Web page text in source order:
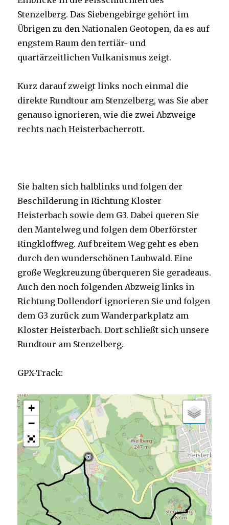
Stenzelberg. Das Siebengebirge gehört im
Übrigen zu den Nationalen Geotopen, da es auf
engstem Raum den tertiär- und
quartärzeitlichen Vulkanismus zeigt.
Kurz darauf zweigt links noch einmal die
direkte Rundtour am Stenzelberg, was Sie aber
genauso ignorieren, wie die zwei Abzweige
rechts nach Heisterbacherrott.
Sie halten sich halblinks und folgen der
Beschilderung in Richtung Kloster
Heisterbach sowie dem G3. Dabei queren Sie
den Mantelweg und folgen dem Oberförster
Ringkloffweg. Auf breitem Weg geht es eben
durch den wunderschönen Laubwald. Eine
große Wegkreuzung überqueren Sie geradeaus.
Auch den noch folgenden Abzweig links in
Richtung Dollendorf ignorieren Sie und folgen
dem G3 zurück zum Wanderparkplatz am
Kloster Heisterbach. Dort schließt sich unsere
Rundtour am Stenzelberg.
GPX-Track:
+
−